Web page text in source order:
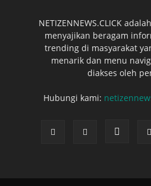
NETIZENNEWS.CLICK
menyajikan beragam
trending di masyarakat
menarik dan menu
diakses oleh
Hubungi kami: